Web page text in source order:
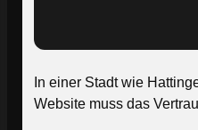
In einer Stadt wie
Website muss das